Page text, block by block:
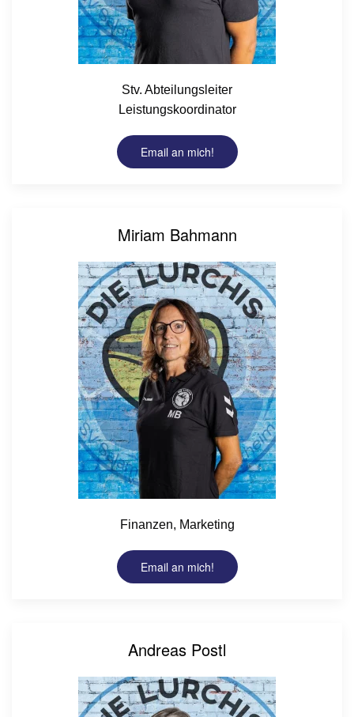
Stv. Abteilungsleiter
Leistungskoordinator
Email an mich!
Miriam Bahmann
Finanzen, Marketing
Email an mich!
Andreas Postl